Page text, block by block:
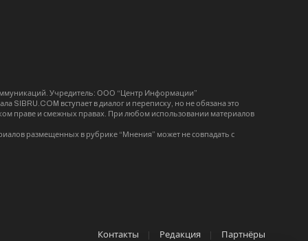
Учредитель: ООО “Центр Информации”
SIBRU.COM вступает в диалог и переписку, но не обязана это
праве и смежных правах. При любом использовании материалов
размещенных в рубрике “Мнения” может не совпадать с
Контакты Редакция Партнёры